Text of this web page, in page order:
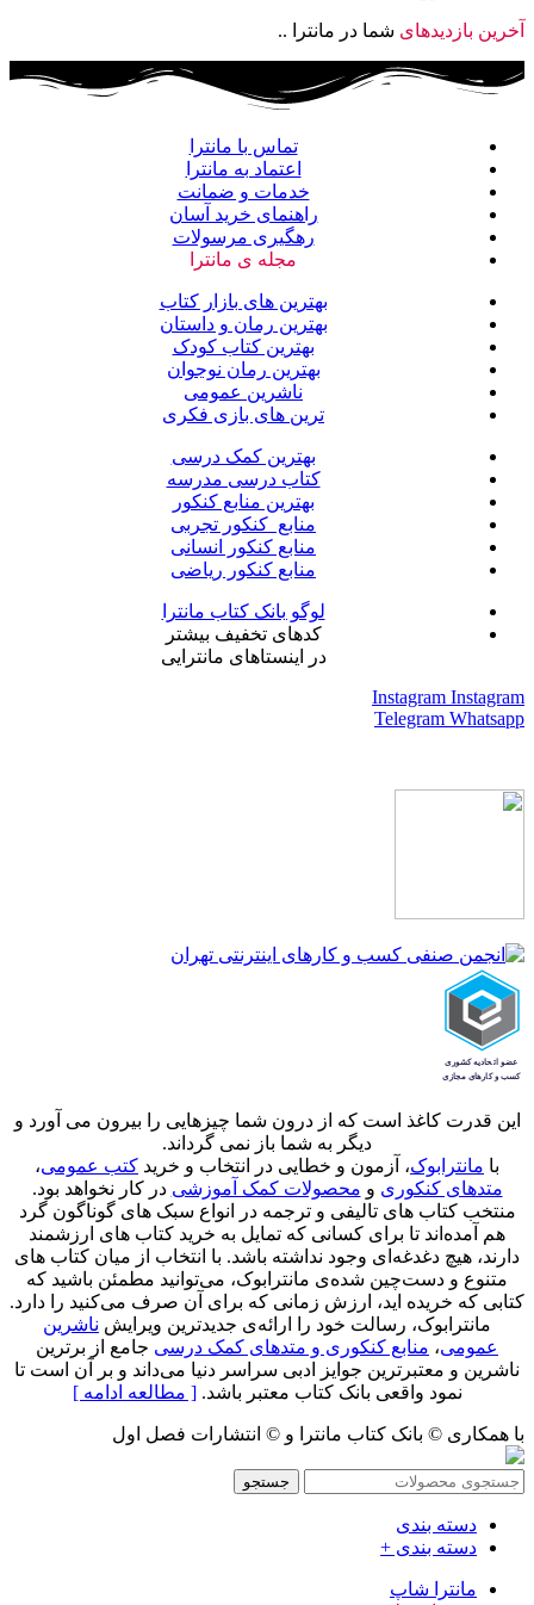
آخرین بازدیدهای شما در مانترا ..
تماس با مانترا
اعتماد به مانترا
خدمات و ضمانت
راهنمای خرید آسان
رهگیری مرسولات
مجله ی مانترا
بهترین های بازار کتاب
بهترین رمان و داستان
بهترین کتاب کودک
بهترین رمان نوجوان
ناشرین عمومی
ترین های بازی فکری
بهترین کمک درسی
کتاب درسی مدرسه
بهترین منابع کنکور
منابع کنکور تجربی
منابع کنکور انسانی
منابع کنکور ریاضی
لوگو بانک کتاب مانترا
کدهای تخفیف بیشتر
در اینستاهای مانترایی
Instagram Instagram
Telegram Whatsapp
این قدرت کاغذ است که از درون شما چیزهایی را بیرون می آورد و
دیگر به شما باز نمی گرداند.
با مانترابوک، آزمون و خطایی در انتخاب و خرید کتب عمومی،
متدهای کنکوری و محصولات کمک آموزشی در کار نخواهد بود.
منتخب کتاب‌ های تالیفی و ترجمه در انواع سبک های گوناگون گرد
هم آمده‌اند تا برای کسانی که تمایل به خرید کتاب های ارزشمند
دارند، هیچ دغدغه‌ای وجود نداشته باشد. با انتخاب از میان کتاب های
متنوع و دست‌چین شده‌ی مانترابوک، می‌توانید مطمئن باشید که
کتابی که خریده اید، ارزش زمانی که برای آن صرف می‌کنید را دارد.
مانترابوک، رسالت خود را ارائه‌ی جدیدترین ویرایش ناشرین
عمومی، منابع کنکوری و متدهای کمک درسی جامع از برترین
ناشرین و معتبرترین جوایز ادبی سراسر دنیا می‌داند و بر آن است تا
نمود واقعی بانک کتاب معتبر باشد.[ مطالعه ادامه ]
با همکاری © بانک کتاب مانترا و © انتشارات فصل اول
جستجو
دسته بندی
دسته بندی +
مانترا شاپ